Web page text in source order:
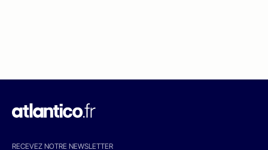
RECEVEZ NOTRE NEWSLETTER